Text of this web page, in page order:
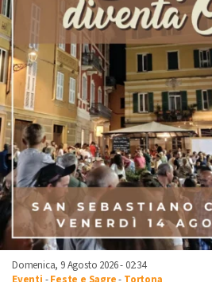
Domenica, 9 Agosto 2026 - 02:34